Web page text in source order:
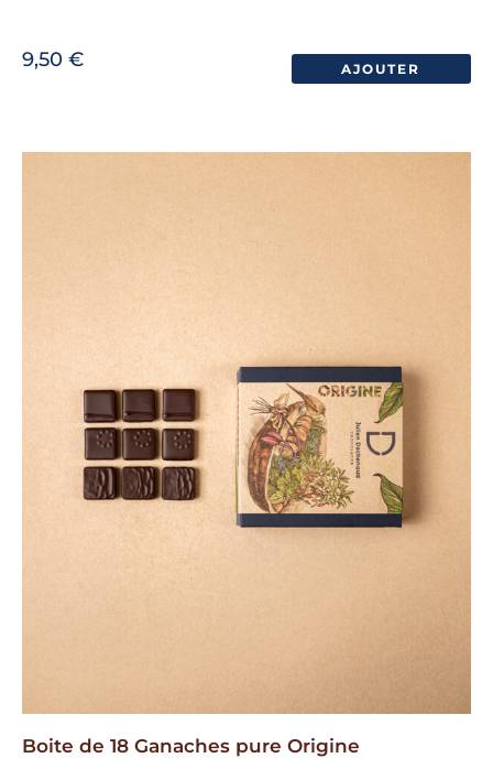
9,50 € AJOUTER
Boite de 18 Ganaches pure Origine